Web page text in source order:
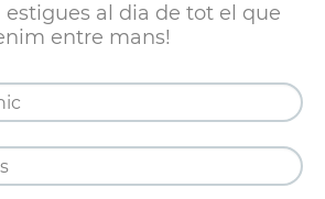
estigues al dia de tot el que
entre mans!